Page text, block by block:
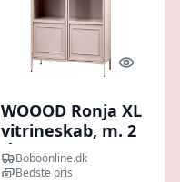
Quick
WOOOD Ronja XL
vitrineskab, m. 2
låger og 4 hylder
- rosa metal
Boboonline.dk
Bedste pris